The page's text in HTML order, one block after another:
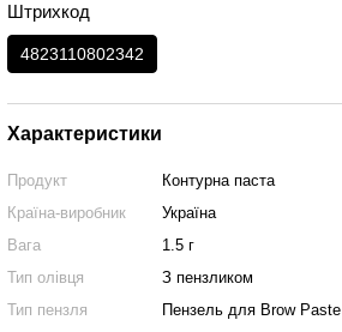
Штрихкод
4823110802342
Характеристики
Продукт
Контурна паста
Країна-виробник
Україна
Вага
1.5 г
Тип олівця
З пензликом
Тип пензля
Пензель для Brow Paste